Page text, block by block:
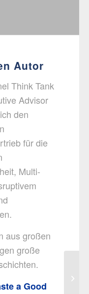
Autor
Think Tank
Advisor
den
für die
Multi-
aus großen
große
a Good